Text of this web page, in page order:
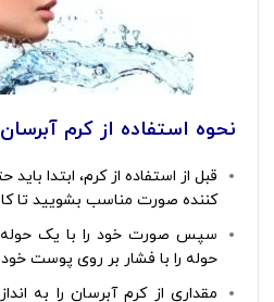
نحوه استفاده از کرم آبرسان
قبل از استفاده از کرم، ابتدا
کننده صورت مناسب بشویید تا
سپس صورت خود را با یک
حوله را با فشار بر روی پوست
مقداری از کرم آبرسان را به